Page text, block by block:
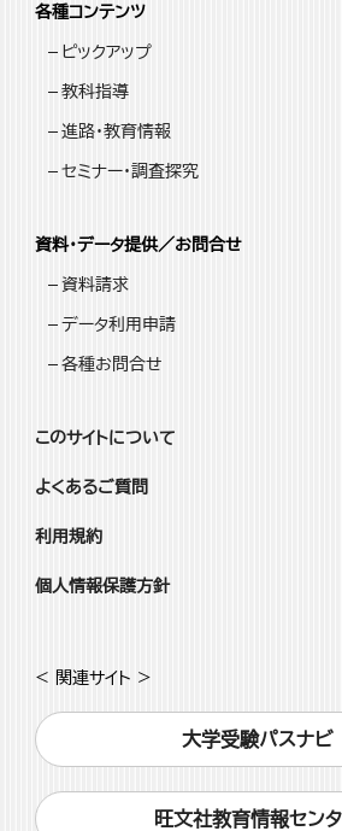
各種コンテンツ
ピックアップ
教科指導
進路・教育情報
セミナー・調査探究
資料・データ提供／お問合せ
資料請求
データ利用申請
各種お問合せ
このサイトについて
よくあるご質問
利用規約
個人情報保護方針
< 関連サイト >
大学受験パスナビ
旺文社教育情報セン